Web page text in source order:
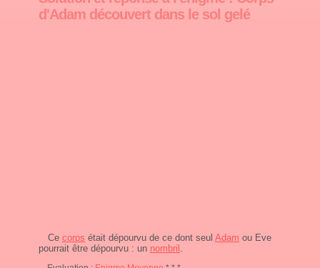
d'Adam découvert dans le sol gelé
Ce corps était dépourvu de ce dont seul Adam ou Eve
pourrait être dépourvu : un nombril